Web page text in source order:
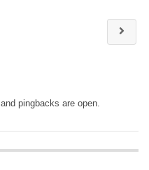
and pingbacks are open.